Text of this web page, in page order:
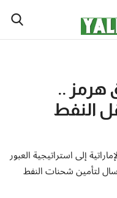
هرمز ..
النفط
إلى استراتيجية العبور
لتأمين شحنات النفط